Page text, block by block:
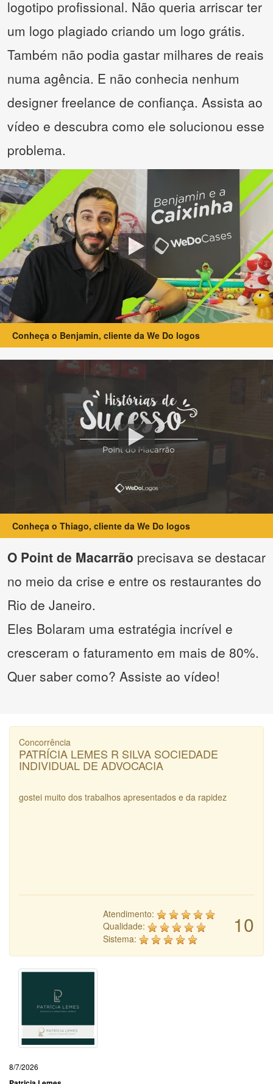
logotipo profissional. Não queria arriscar ter
um logo plagiado criando um logo grátis.
Também não podia gastar milhares de reais
numa agência. E não conhecia nenhum
designer freelance de confiança. Assista ao
vídeo e descubra como ele solucionou esse
problema.
Conheça o Benjamin, cliente da We Do logos
Conheça o Thiago, cliente da We Do logos
O Point de Macarrão precisava se destacar
no meio da crise e entre os restaurantes do
Rio de Janeiro.
Eles Bolaram uma estratégia incrível e
cresceram o faturamento em mais de 80%.
Quer saber como? Assiste ao vídeo!
Concorrência
PATRÍCIA LEMES R SILVA SOCIEDADE
INDIVIDUAL DE ADVOCACIA
gostei muito dos trabalhos apresentados e da rapidez
10
Atendimento:
Qualidade:
Sistema:
8/7/2026